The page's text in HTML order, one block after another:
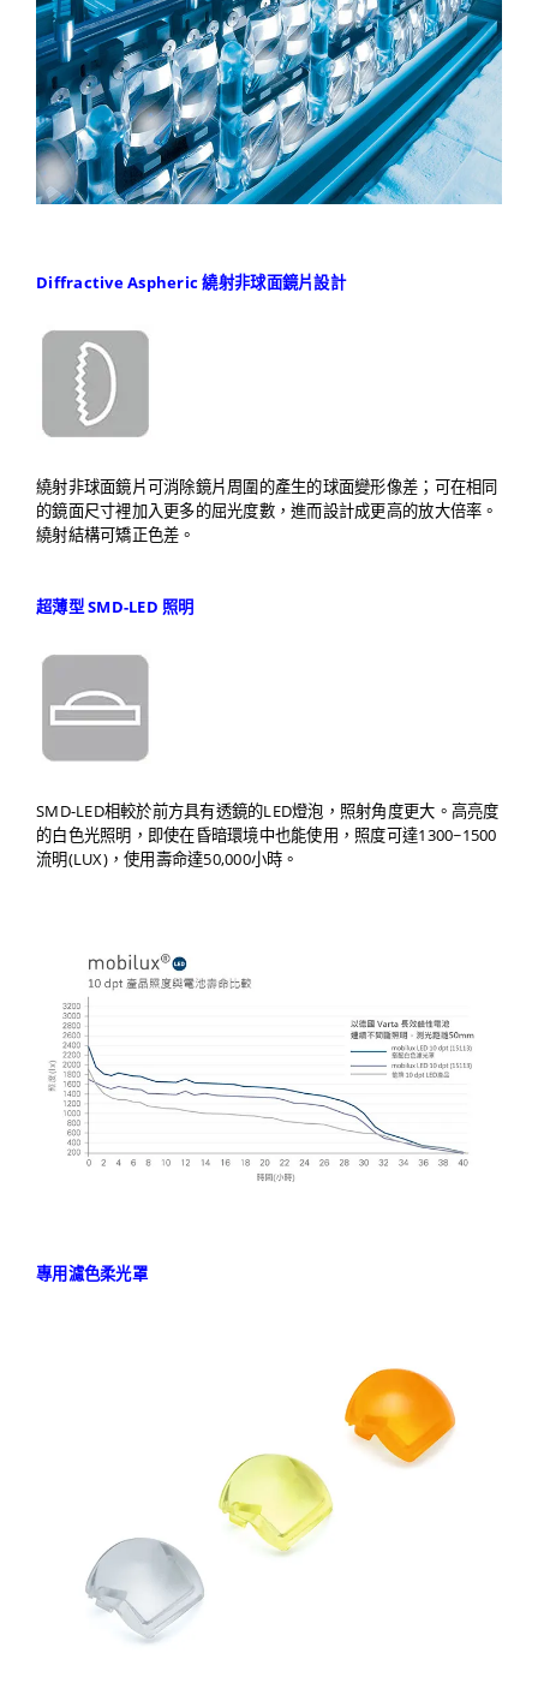
Diffractive Aspheric 繞射非球面鏡片設計
繞射非球面鏡片可消除鏡片周圍的產生的球面變形像差；可在相同
的鏡面尺寸裡加入更多的屈光度數，進而設計成更高的放大倍率。
繞射結構可矯正色差。
超薄型 SMD-LED 照明
SMD-LED相較於前方具有透鏡的LED燈泡，照射角度更大。高亮度
的白色光照明，即使在昏暗環境中也能使用，照度可達1300~1500
流明(LUX)，使用壽命達50,000小時。
專用濾色柔光罩